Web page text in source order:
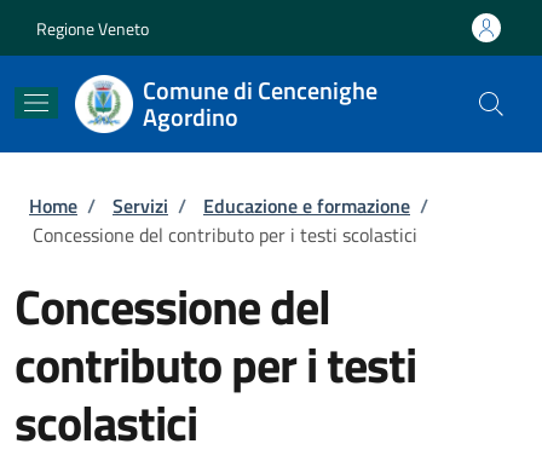
Regione Veneto
Comune di Cencenighe
Agordino
Briciole di pane
Home / Servizi / Educazione e formazione /
Concessione del contributo per i testi scolastici
Concessione del
contributo per i testi
scolastici